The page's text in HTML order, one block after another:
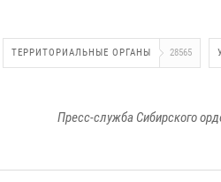
ТЕРРИТОРИАЛЬНЫЕ ОРГАНЫ 28565
Пресс-служба Сибирского